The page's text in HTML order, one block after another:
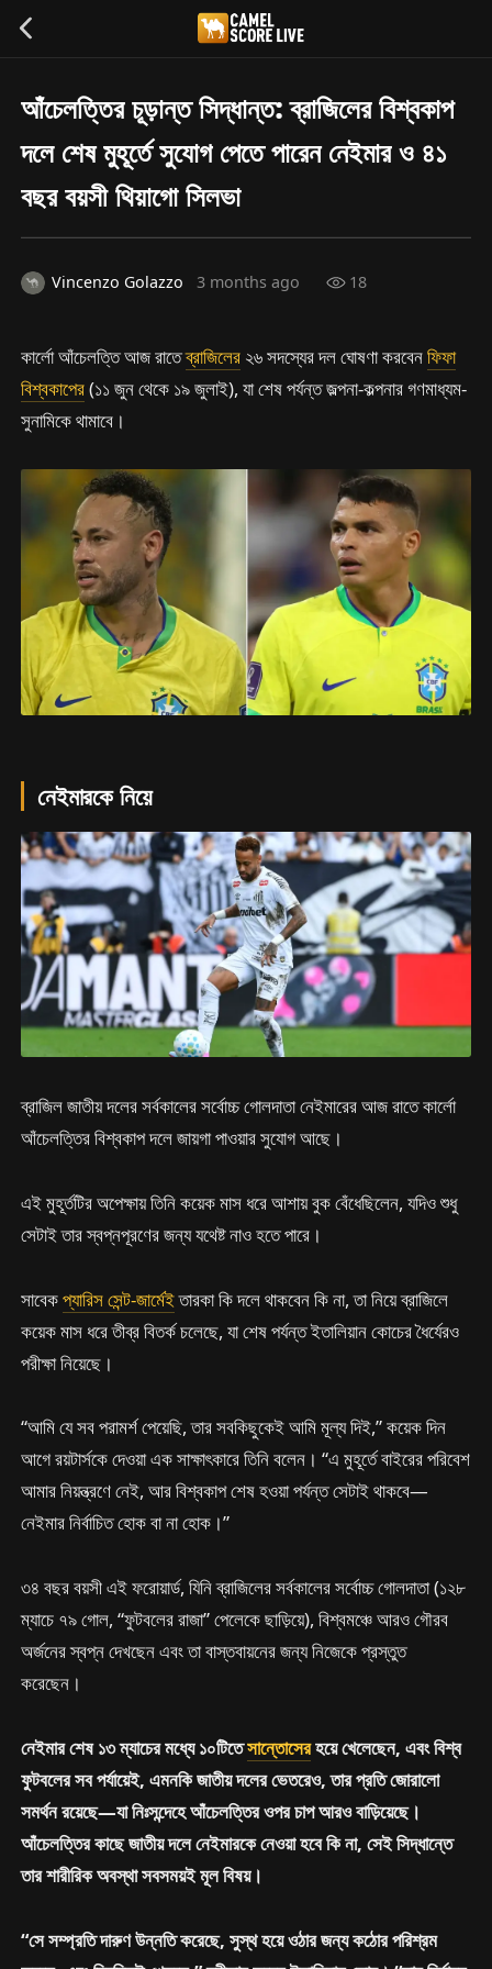
আঁচেলত্তির চূড়ান্ত সিদ্ধান্ত: ব্রাজিলের বিশ্বকাপ
দলে শেষ মুহূর্তে সুযোগ পেতে পারেন নেইমার ও ৪১
বছর বয়সী থিয়াগো সিলভা
Vincenzo Golazzo 3 months ago 18
কার্লো আঁচেলত্তি আজ রাতেব্রাজিলের ২৬ সদস্যের দল ঘোষণা করবেনফিফা
বিশ্বকাপের(১১ জুন থেকে ১৯ জুলাই), যা শেষ পর্যন্ত জল্পনা-কল্পনার গণমাধ্যম-
সুনামিকে থামাবে।
নেইমারকে নিয়ে
ব্রাজিল জাতীয় দলের সর্বকালের সর্বোচ্চ গোলদাতা নেইমারের আজ রাতে কার্লো
আঁচেলত্তির বিশ্বকাপ দলে জায়গা পাওয়ার সুযোগ আছে।
এই মুহূর্তটির অপেক্ষায় তিনি কয়েক মাস ধরে আশায় বুক বেঁধেছিলেন, যদিও শুধু
সেটাই তার স্বপ্নপূরণের জন্য যথেষ্ট নাও হতে পারে।
সাবেকপ্যারিস সেন্ট-জার্মেইতারকা কি দলে থাকবেন কি না, তা নিয়ে ব্রাজিলে
কয়েক মাস ধরে তীব্র বিতর্ক চলেছে, যা শেষ পর্যন্ত ইতালিয়ান কোচের ধৈর্যেরও
পরীক্ষা নিয়েছে।
“আমি যে সব পরামর্শ পেয়েছি, তার সবকিছুকেই আমি মূল্য দিই,” কয়েক দিন
আগে রয়টার্সকে দেওয়া এক সাক্ষাৎকারে তিনি বলেন। “এ মুহূর্তে বাইরের পরিবেশ
আমার নিয়ন্ত্রণে নেই, আর বিশ্বকাপ শেষ হওয়া পর্যন্ত সেটাই থাকবে—
নেইমার নির্বাচিত হোক বা না হোক।”
৩৪ বছর বয়সী এই ফরোয়ার্ড, যিনি ব্রাজিলের সর্বকালের সর্বোচ্চ গোলদাতা (১২৮
ম্যাচে ৭৯ গোল, “ফুটবলের রাজা” পেলেকে ছাড়িয়ে), বিশ্বমঞ্চে আরও গৌরব
অর্জনের স্বপ্ন দেখছেন এবং তা বাস্তবায়নের জন্য নিজেকে প্রস্তুত
করেছেন।
নেইমার শেষ ১৩ ম্যাচের মধ্যে ১০টিতেসান্তোসেরহয়ে খেলেছেন, এবং বিশ্ব
ফুটবলের সব পর্যায়েই, এমনকি জাতীয় দলের ভেতরেও, তার প্রতি জোরালো
সমর্থন রয়েছে—যা নিঃসন্দেহে আঁচেলত্তির ওপর চাপ আরও বাড়িয়েছে।
আঁচেলত্তির কাছে জাতীয় দলে নেইমারকে নেওয়া হবে কি না, সেই সিদ্ধান্তে
তার শারীরিক অবস্থা সবসময়ই মূল বিষয়।
“সে সম্প্রতি দারুণ উন্নতি করেছে, সুস্থ হয়ে ওঠার জন্য কঠোর পরিশ্রম